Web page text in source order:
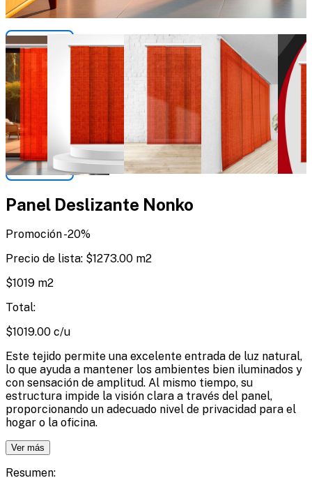
Panel Deslizante Nonko
Promoción-20%
Precio de lista: $1273.00 m2
$1019 m2
Total:
$1019.00 c/u
Este tejido permite una excelente entrada de luz natural,
lo que ayuda a mantener los ambientes bien iluminados y
con sensación de amplitud. Al mismo tiempo, su
estructura impide la visión clara a través del panel,
proporcionando un adecuado nivel de privacidad para el
hogar o la oficina.
Ver más
Resumen: